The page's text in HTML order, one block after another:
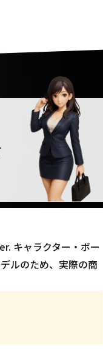
キャラクター・ボー
ルのため、実際の商